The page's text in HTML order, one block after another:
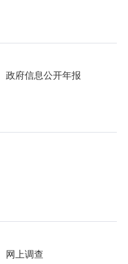
政府信息公开年报
网上调查